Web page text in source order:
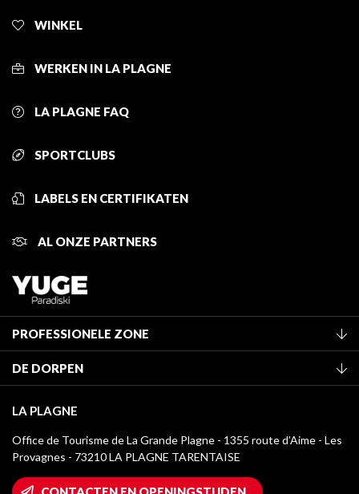
WINKEL
WERKEN IN LA PLAGNE
LA PLAGNE FAQ
SPORTCLUBS
LABELS EN CERTIFIKATEN
AL ONZE PARTNERS
PROFESSIONELE ZONE
Classificatie van de gemeubileerde accommodaties
Verblijfstaks
Mediatheek
La Plagne logo's
Wifi toegang
DE DORPEN
Montchavin - Les Coches
Champagny-en-Vanoise
LA PLAGNE
Office de Tourisme de La Grande Plagne - 1355 route d’Aime - Les
Provagnes - 73210 LA PLAGNE TARENTAISE